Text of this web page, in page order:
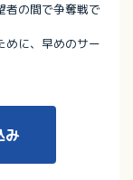
者の間で争奪戦で
めに、早めのサー
み